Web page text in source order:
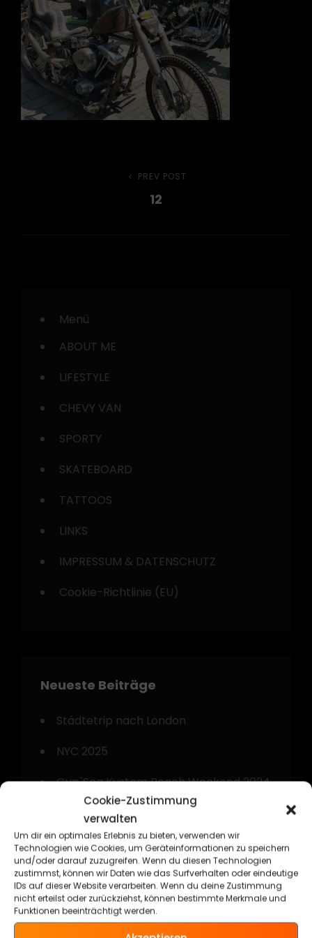
Cookie-Zustimmung
verwalten
Um dir ein optimales Erlebnis zu bieten, verwenden wir
Technologien wie Cookies, um Geräteinformationen zu speichern
und/oder darauf zuzugreifen. Wenn du diesen Technologien
zustimmst, können wir Daten wie das Surfverhalten oder eindeutige
IDs auf dieser Website verarbeiten. Wenn du deine Zustimmung
nicht erteilst oder zurückziehst, können bestimmte Merkmale und
Funktionen beeinträchtigt werden.
Beitragsnavigation
Previous
Post
PREV POST
12
Menü
ABOUT ME
LIFESTYLE
CHEVY VAN
SPORTY
SKATEBOARD
TATTOOS
LINKS
IMPRESSUM & DATENSCHUTZ
Cookie-Richtlinie (EU)
Neueste Beiträge
Städtetrip nach London
NYC 2025
Gyp`Sea Kustom Beach Weekend 2024
Kurztrip nach Amsterdam
Technorama Kassel 2024